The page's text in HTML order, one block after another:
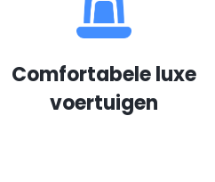
Comfortabele luxe
voertuigen